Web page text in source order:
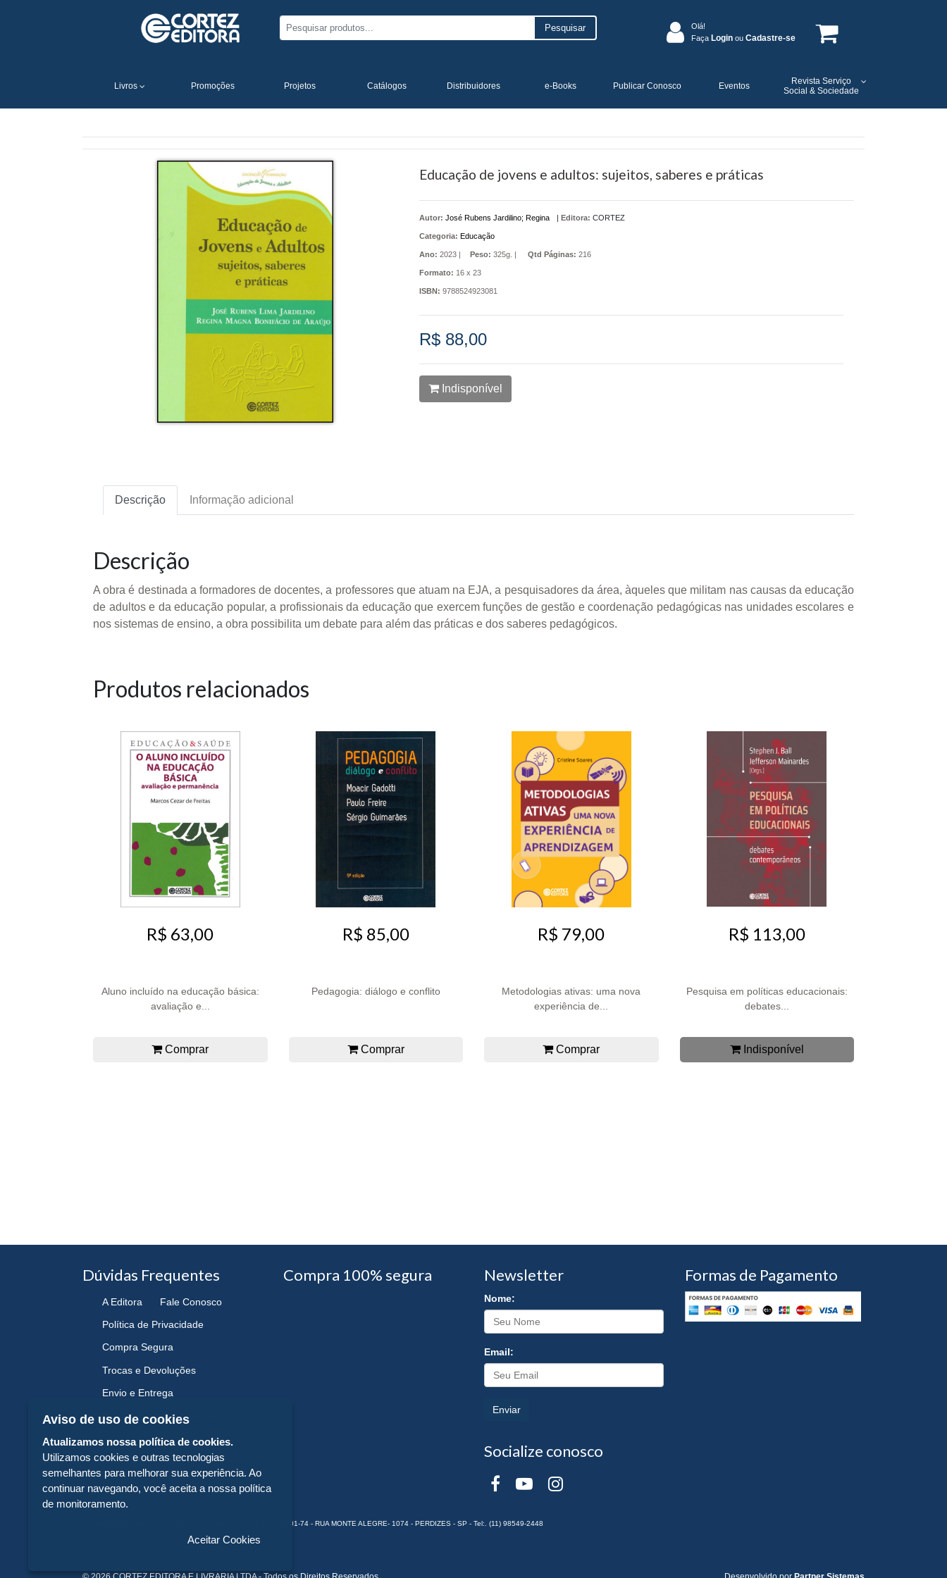
Pesquisar
Olá!
Faça Login ou Cadastre-se
Livros Promoções Projetos Catálogos Distribuidores e-Books Publicar Conosco Eventos
Revista Serviço
Social & Sociedade
Educação de jovens e adultos: sujeitos, saberes e práticas
Autor: José Rubens Jardilino; Regina | Editora: CORTEZ
Categoria: Educação
Ano: 2023 | Peso: 325g. | Qtd Páginas: 216
Formato: 16 x 23
ISBN: 9788524923081
R$ 88,00
Indisponível
Descrição Informação adicional
Descrição
A obra é destinada a formadores de docentes, a professores que atuam na EJA, a pesquisadores da área, àqueles que militam nas causas da educação
de adultos e da educação popular, a profissionais da educação que exercem funções de gestão e coordenação pedagógicas nas unidades escolares e
nos sistemas de ensino, a obra possibilita um debate para além das práticas e dos saberes pedagógicos.
Produtos relacionados
R$ 63,00
Aluno incluído na educação básica:
avaliação e...
Comprar
R$ 85,00
Pedagogia: diálogo e conflito
Comprar
R$ 79,00
Metodologias ativas: uma nova
experiência de...
Comprar
R$ 113,00
Pesquisa em políticas educacionais:
debates...
Indisponível
Dúvidas Frequentes
A Editora Fale Conosco
Política de Privacidade
Compra Segura
Trocas e Devoluções
Envio e Entrega
Navegando e Comprando
Compra 100% segura Newsletter
Nome:
Email:
Enviar
Socialize conosco
Formas de Pagamento
CORTEZ EDITORA E LIVRARIA LTDA - CNPJ n° 43.003.409/0001-74 - RUA MONTE ALEGRE- 1074 - PERDIZES - SP - Tel:. (11) 98549-2448
Aviso de uso de cookies
Atualizamos nossa política de cookies.
Utilizamos cookies e outras tecnologias
semelhantes para melhorar sua experiência. Ao
continuar navegando, você aceita a nossa política
de monitoramento.
Aceitar Cookies